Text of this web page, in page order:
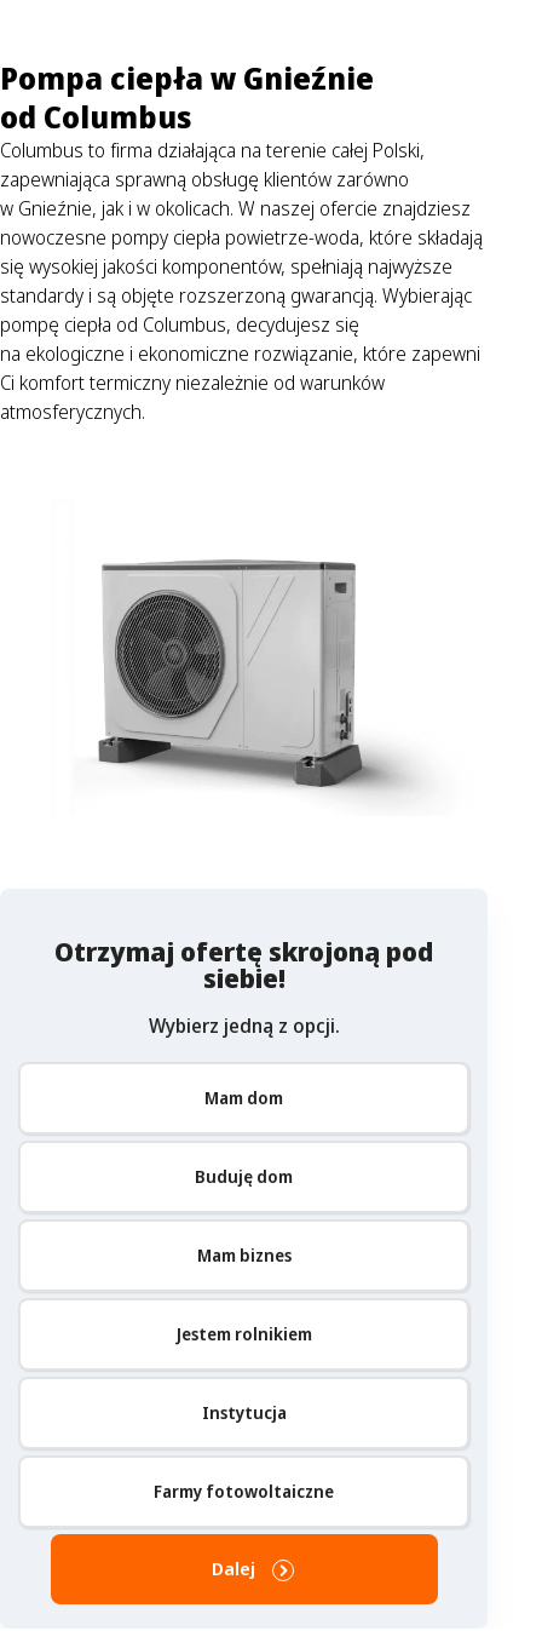
Pompa ciepła w Gnieźnie
od Columbus
Columbus to firma działająca na terenie całej Polski,
zapewniająca sprawną obsługę klientów zarówno
w Gnieźnie, jak i w okolicach. W naszej ofercie znajdziesz
nowoczesne pompy ciepła powietrze-woda, które składają
się wysokiej jakości komponentów, spełniają najwyższe
standardy i są objęte rozszerzoną gwarancją. Wybierając
pompę ciepła od Columbus, decydujesz się
na ekologiczne i ekonomiczne rozwiązanie, które zapewni
Ci komfort termiczny niezależnie od warunków
atmosferycznych.
Otrzymaj ofertę skrojoną pod
siebie!
Wybierz jedną z opcji.
Mam dom
Buduję dom
Mam biznes
Jestem rolnikiem
Instytucja
Farmy fotowoltaiczne
Dalej